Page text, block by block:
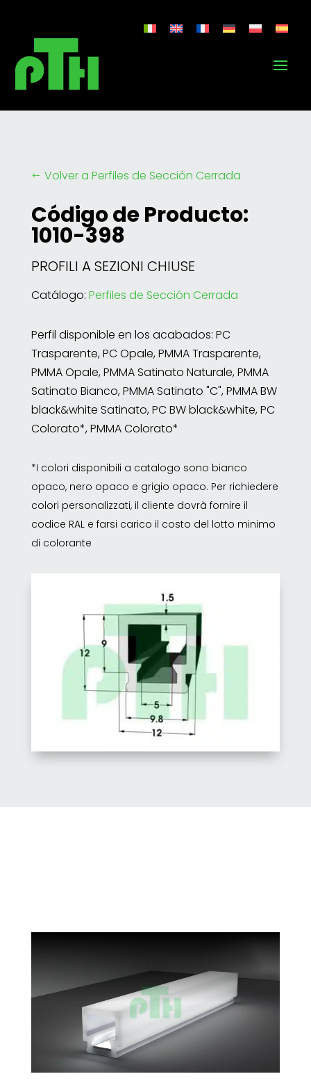
# Volver a Perfiles de Sección Cerrada
Código de Producto:
1010-398
PROFILI A SEZIONI CHIUSE
Catálogo: Perfiles de Sección Cerrada
Perfil disponible en los acabados: PC
Trasparente, PC Opale, PMMA Trasparente,
PMMA Opale, PMMA Satinato Naturale, PMMA
Satinato Bianco, PMMA Satinato "C", PMMA BW
black&white Satinato, PC BW black&white, PC
Colorato*, PMMA Colorato*
*I colori disponibili a catalogo sono bianco
opaco, nero opaco e grigio opaco. Per richiedere
colori personalizzati, il cliente dovrà fornire il
codice RAL e farsi carico il costo del lotto minimo
di colorante